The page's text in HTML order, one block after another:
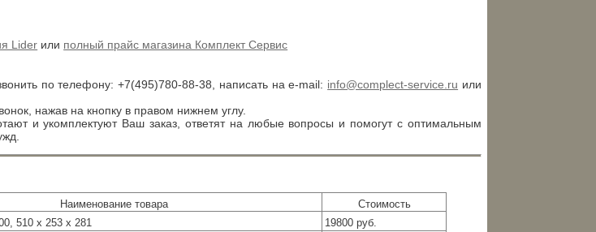
Lider или полный прайс магазина Комплект Сервис
по телефону:+7(495)780-88-38 , написать на e-mail: info@complect-service.ru или
нажав на кнопку в правом нижнем углу.
и укомплектуют Ваш заказ, ответят на любые вопросы и помогут с оптимальным
Наименование товара
Стоимость
510 х 253 х 281
19800 руб.